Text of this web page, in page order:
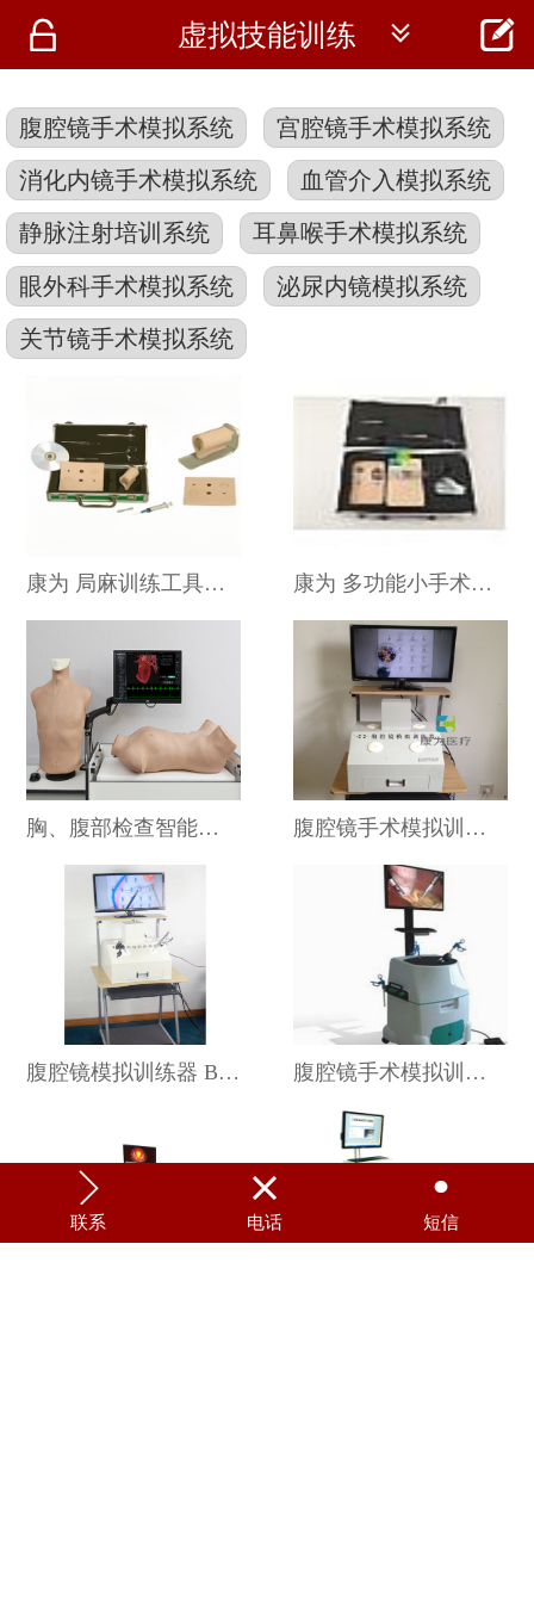
 首页
仪器
医疗资讯
 虚拟技能训练  
腹腔镜手术模拟系统 宫腔镜手术模拟系统
消化内镜手术模拟系统 血管介入模拟系统
静脉注射培训系统 耳鼻喉手术模拟系统
眼外科手术模拟系统 泌尿内镜模拟系统
关节镜手术模拟系统
康为 局麻训练工具箱 SG7106 康为 多功能小手术训练工具箱 SG7109
胸、腹部检查智能模拟训练系统 网络版-教师主控机 KAS-D301T 腹腔镜手术模拟训练器 IM8204A
腹腔镜模拟训练器 BOU/FJ5 腹腔镜手术模拟训练系统 LAP MENTOR

联系

电话

短信